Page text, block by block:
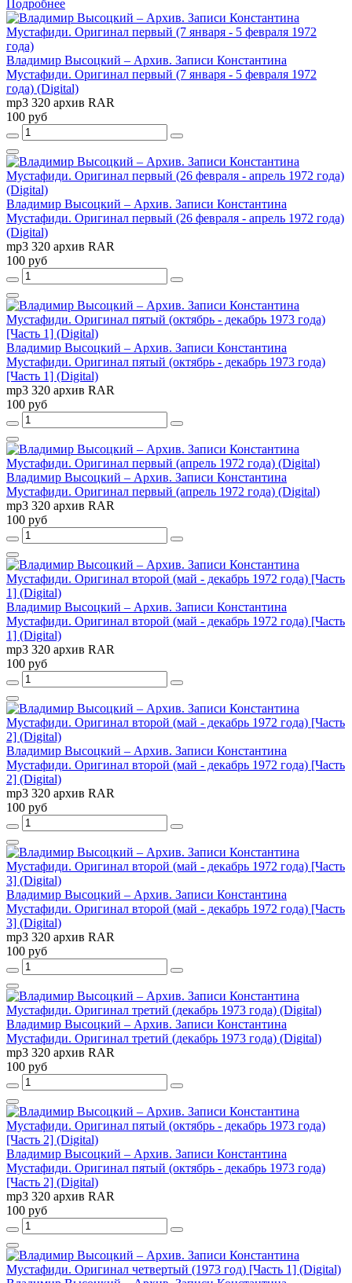
Подробнее
Владимир Высоцкий – Архив. Записи Константина
Мустафиди. Оригинал первый (7 января - 5 февраля 1972
года) (Digital)
mp3 320 архив RAR
100 руб
Владимир Высоцкий – Архив. Записи Константина
Мустафиди. Оригинал первый (26 февраля - апрель 1972 года)
(Digital)
mp3 320 архив RAR
100 руб
Владимир Высоцкий – Архив. Записи Константина
Мустафиди. Оригинал пятый (октябрь - декабрь 1973 года)
[Часть 1] (Digital)
mp3 320 архив RAR
100 руб
Владимир Высоцкий – Архив. Записи Константина
Мустафиди. Оригинал первый (апрель 1972 года) (Digital)
mp3 320 архив RAR
100 руб
Владимир Высоцкий – Архив. Записи Константина
Мустафиди. Оригинал второй (май - декабрь 1972 года) [Часть
1] (Digital)
mp3 320 архив RAR
100 руб
Владимир Высоцкий – Архив. Записи Константина
Мустафиди. Оригинал второй (май - декабрь 1972 года) [Часть
2] (Digital)
mp3 320 архив RAR
100 руб
Владимир Высоцкий – Архив. Записи Константина
Мустафиди. Оригинал второй (май - декабрь 1972 года) [Часть
3] (Digital)
mp3 320 архив RAR
100 руб
Владимир Высоцкий – Архив. Записи Константина
Мустафиди. Оригинал третий (декабрь 1973 года) (Digital)
mp3 320 архив RAR
100 руб
Владимир Высоцкий – Архив. Записи Константина
Мустафиди. Оригинал пятый (октябрь - декабрь 1973 года)
[Часть 2] (Digital)
mp3 320 архив RAR
100 руб